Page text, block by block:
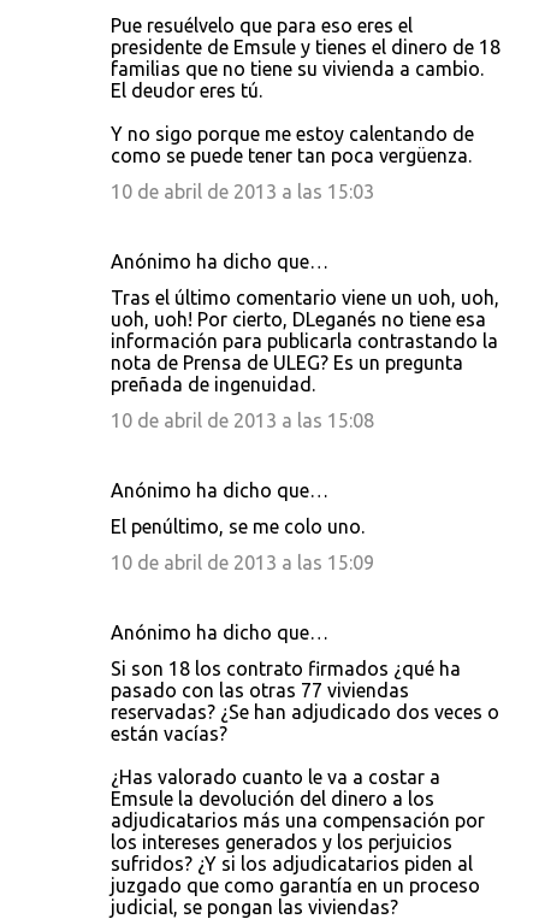
Pue resuélvelo que para eso eres el
presidente de Emsule y tienes el dinero de 18
familias que no tiene su vivienda a cambio.
El deudor eres tú.
Y no sigo porque me estoy calentando de
como se puede tener tan poca vergüenza.
10 de abril de 2013 a las 15:03
Anónimo ha dicho que…
Tras el último comentario viene un uoh, uoh,
uoh, uoh! Por cierto, DLeganés no tiene esa
información para publicarla contrastando la
nota de Prensa de ULEG? Es un pregunta
preñada de ingenuidad.
10 de abril de 2013 a las 15:08
Anónimo ha dicho que…
El penúltimo, se me colo uno.
10 de abril de 2013 a las 15:09
Anónimo ha dicho que…
Si son 18 los contrato firmados ¿qué ha
pasado con las otras 77 viviendas
reservadas? ¿Se han adjudicado dos veces o
están vacías?
¿Has valorado cuanto le va a costar a
Emsule la devolución del dinero a los
adjudicatarios más una compensación por
los intereses generados y los perjuicios
sufridos? ¿Y si los adjudicatarios piden al
juzgado que como garantía en un proceso
judicial, se pongan las viviendas?